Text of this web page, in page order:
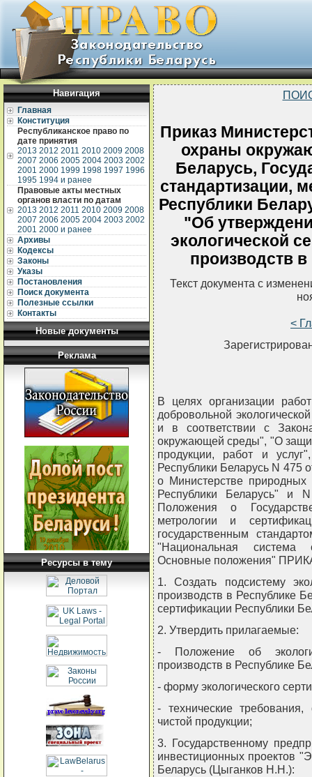
Навигация
Главная
Конституция
Республиканское право по
дате принятия
2013 2012 2011 2010 2009 2008
2007 2006 2005 2004 2003 2002
2001 2000 1999 1998 1997 1996
1995 1994 и ранее
Правовые акты местных
органов власти по датам
2013 2012 2011 2010 2009 2008
2007 2006 2005 2004 2003 2002
2001 2000 и ранее
Архивы
Кодексы
Законы
Указы
Постановления
Поиск документа
Полезные ссылки
Контакты
Новые документы
Реклама
Ресурсы в тему
Приказ
охраны
Беларусь,
стандартизации,
Республики
"Об
экологической
производств
Текст документа с
<
В целях организации
добровольной
и в соответствии с
окружающей среды", "О
продукции, работ и
Республики Беларусь N 475
о Министерстве
Республики Беларусь" и
Положения о
метрологии и
государственным
"Национальная система
Основные положения"
1. Создать подсистему
производств в Республике
сертификации Республики
2. Утвердить прилагаемые:
- Положение об
производств в Республике
- форму экологического
- технические
чистой продукции;
3. Государственному
инвестиционных проектов
Беларусь (Цыганков Н.Н.):